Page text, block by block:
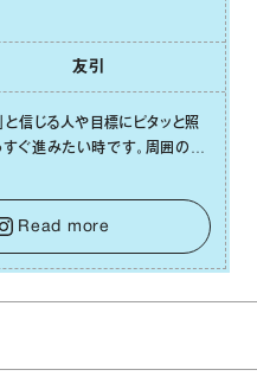
友引
と信じる⼈や⽬標にピタッと照
すぐ進みたい時です。周囲の環
う必要はありません。余計なノイ
⽬の前のことに集中しましょ
決意が、あなたにとって有意義
引き寄せます。
Read more